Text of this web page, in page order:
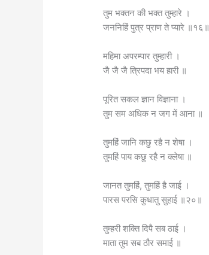
तुम भक्तन की भक्त तुम्हारे ।
जननिहिं पुत्र प्राण ते प्यारे ॥१६॥
महिमा अपरम्पार तुम्हारी ।
जै जै जै त्रिपदा भय हारी ॥
पूरित सकल ज्ञान विज्ञाना ।
तुम सम अधिक न जग में आना ॥
तुमहिं जानि कछु रहै न शेषा ।
तुमहिं पाय कछु रहै न क्लेषा ॥
जानत तुमहिं, तुमहिं है जाई ।
पारस परसि कुधातु सुहाई ॥२०॥
तुम्हरी शक्ति दिपै सब ठाई ।
माता तुम सब ठौर समाई ॥